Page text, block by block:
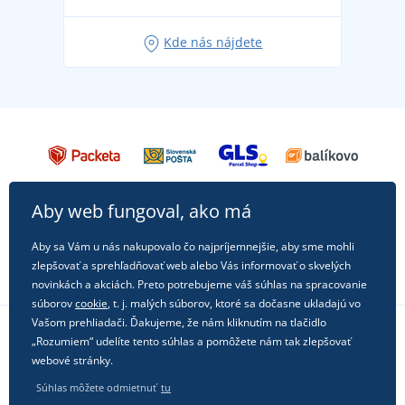
Kde nás nájdete
Sledujte nás na sociálnych sieťach
Aby web fungoval, ako má
Aby sa Vám u nás nakupovalo čo najpríjemnejšie, aby sme mohli
zlepšovať a sprehľadňovať web alebo Vás informovať o skvelých
novinkách a akciách. Preto potrebujeme váš súhlas na spracovanie
súborovcookie, t. j. malých súborov, ktoré sa dočasne ukladajú vo
Vašom prehliadači. Ďakujeme, že nám kliknutím na tlačidlo
„Rozumiem“ udelíte tento súhlas a pomôžete nám tak zlepšovať
webové stránky.
Súhlas môžete odmietnuť tu